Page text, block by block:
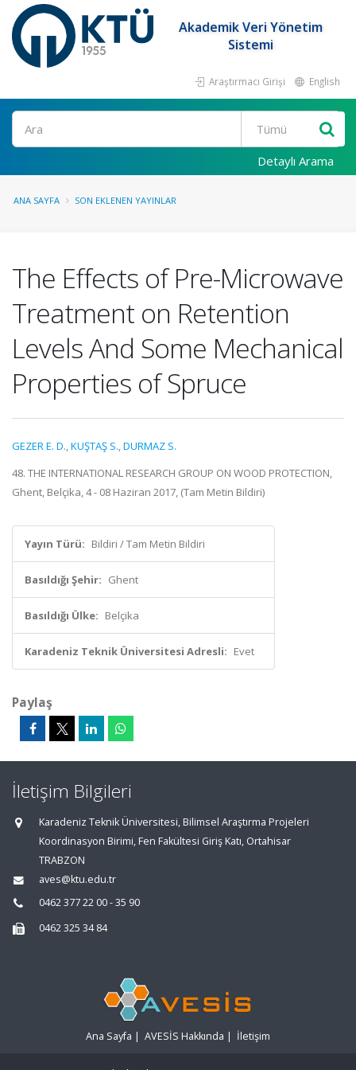
Akademik Veri Yönetim
Sistemi
Araştırmacı Girişi English
Ara
Detaylı Arama
ANA SAYFA SON EKLENEN YAYINLAR
The Effects of Pre-Microwave
Treatment on Retention
Levels And Some Mechanical
Properties of Spruce
GEZER E. D.,KUŞTAŞ S.,DURMAZ S.
48. THE INTERNATIONAL RESEARCH GROUP ON WOOD PROTECTION,
Ghent, Belçika, 4 - 08 Haziran 2017, (Tam Metin Bildiri)
Yayın Türü: Bildiri / Tam Metin Bildiri
Basıldığı Şehir: Ghent
Basıldığı Ülke: Belçika
Karadeniz Teknik Üniversitesi Adresli: Evet
Paylaş
İletişim Bilgileri
Karadeniz Teknik Üniversitesi, Bilimsel Araştırma Projeleri
Koordinasyon Birimi, Fen Fakültesi Giriş Katı, Ortahisar
TRABZON
aves@ktu.edu.tr
0462 377 22 00 - 35 90
0462 325 34 84
Ana Sayfa | AVESİS Hakkında | İletişim